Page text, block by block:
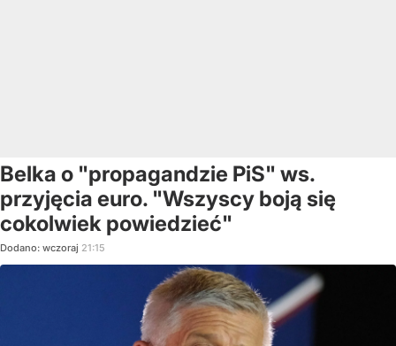
Belka o "propagandzie PiS" ws.
przyjęcia euro. "Wszyscy boją się
cokolwiek powiedzieć"
Dodano: wczoraj 21:15